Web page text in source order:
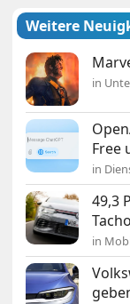
Weitere
in
Free
in
49,3
in